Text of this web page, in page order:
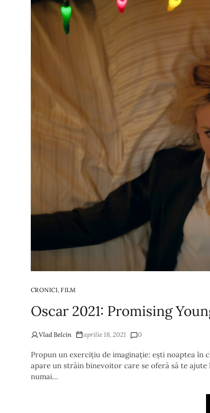
CRONICI,FILM
Oscar 2021: Promising
Vlad Belcin aprilie 18, 2021 0
Propun un exercițiu de imaginație: ești noaptea
apare un străin binevoitor care se oferă să te
numai…